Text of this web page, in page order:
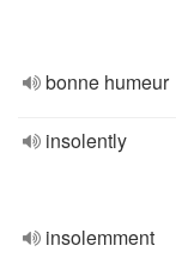
bonne humeur
insolently
insolemment